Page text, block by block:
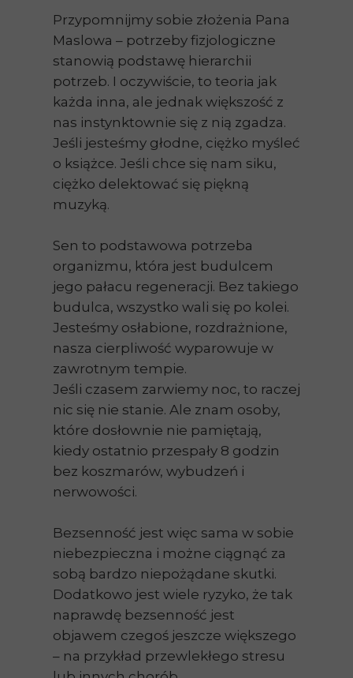
Przypomnijmy sobie złożenia Pana
Maslowa – potrzeby fizjologiczne
stanowią podstawę hierarchii
potrzeb. I oczywiście, to teoria jak
każda inna, ale jednak większość z
nas instynktownie się z nią zgadza.
Jeśli jesteśmy głodne, ciężko myśleć
o książce. Jeśli chce się nam siku,
ciężko delektować się piękną
muzyką.
Sen to podstawowa potrzeba
organizmu, która jest budulcem
jego pałacu regeneracji. Bez takiego
budulca, wszystko wali się po kolei.
Jesteśmy osłabione, rozdrażnione,
nasza cierpliwość wyparowuje w
zawrotnym tempie.
Jeśli czasem zarwiemy noc, to raczej
nic się nie stanie. Ale znam osoby,
które dosłownie nie pamiętają,
kiedy ostatnio przespały 8 godzin
bez koszmarów, wybudzeń i
nerwowości.
Bezsenność jest więc sama w sobie
niebezpieczna i możne ciągnąć za
sobą bardzo niepożądane skutki.
Dodatkowo jest wiele ryzyko, że tak
naprawdę bezsenność jest
objawem czegoś jeszcze większego
– na przykład przewlekłego stresu